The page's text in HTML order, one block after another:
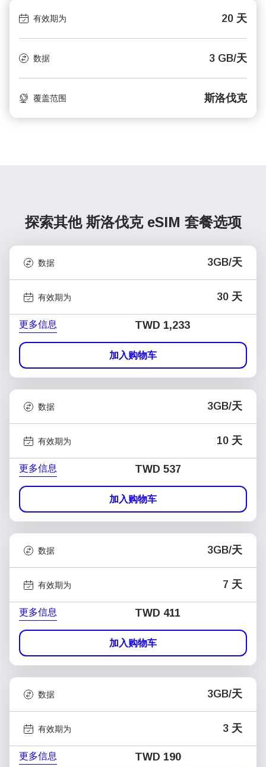
有效期为 20 天
数据 3 GB/天
覆盖范围 斯洛伐克
探索其他 斯洛伐克 eSIM 套餐选项
数据 3GB/天
有效期为 30 天
更多信息 TWD 1,233
加入购物车
数据 3GB/天
有效期为 10 天
更多信息 TWD 537
加入购物车
数据 3GB/天
有效期为 7 天
更多信息 TWD 411
加入购物车
数据 3GB/天
有效期为 3 天
更多信息 TWD 190